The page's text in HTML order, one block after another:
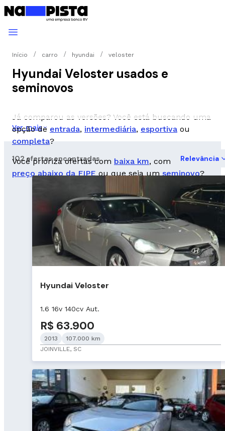
Início carro hyundai veloster
Hyundai Veloster usados e
seminovos
Já comparou as versões? Você está buscando uma
opção de entrada, intermediária, esportiva ou
completa?
Você prioriza ofertas com baixa km, com
preço abaixo da FIPEou que seja umseminovo?
Ver mais
102 ofertas encontradas Relevância
Hyundai Veloster
1.6 16v 140cv Aut.
R$ 63.900
2013
107.000 km
JOINVILLE, SC